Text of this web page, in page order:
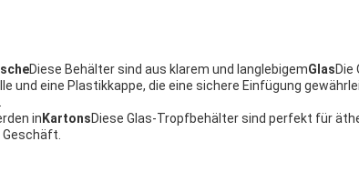
Diese Behälter sind aus klarem und langlebigemGlas
und eine Plastikkappe, die eine sichere Einfügung
in KartonsDiese Glas-Tropfbehälter sind perfekt für